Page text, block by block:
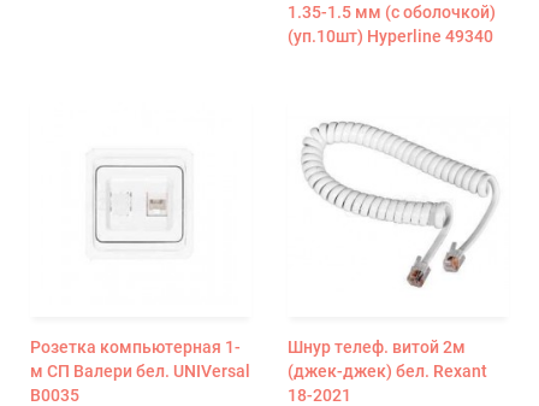
1.35-1.5 мм (с оболочкой)
(уп.10шт) Hyperline 49340
Розетка компьютерная 1-
м СП Валери бел. UNIVersal
В0035
Шнур телеф. витой 2м
(джек-джек) бел. Rexant
18-2021